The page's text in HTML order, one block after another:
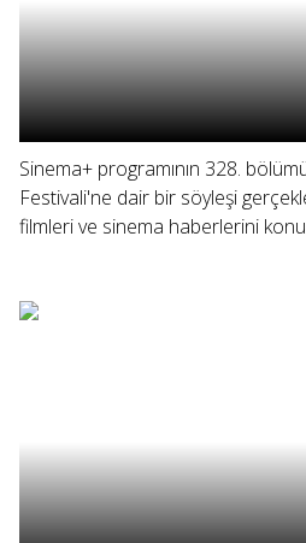
Sinema+ programının 328.
Festivali'ne dair bir söyleşi
filmleri ve sinema haberlerini